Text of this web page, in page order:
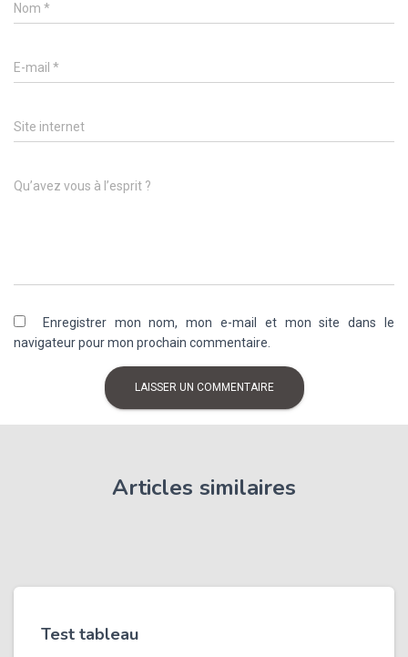
Nom *
E-mail *
Site internet
Qu’avez vous à l’esprit ?
Enregistrer mon nom, mon e-mail et mon site dans le
navigateur pour mon prochain commentaire.
Articles similaires
Test tableau